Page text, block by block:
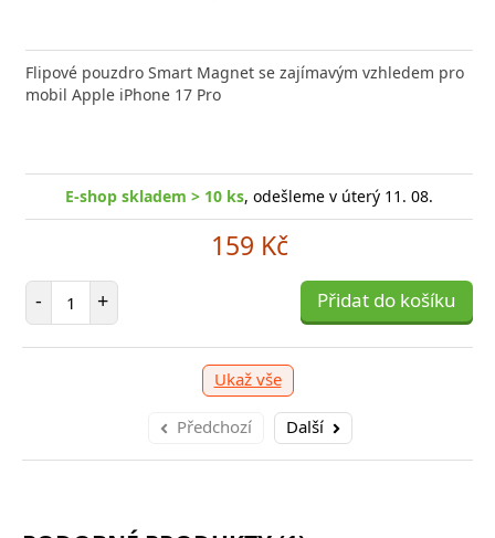
Flipové pouzdro Smart Magnet se zajímavým vzhledem pro
mobil Apple iPhone 17 Pro
E-shop skladem > 10 ks, odešleme v úterý 11. 08.
159 Kč
- Počet položek
+ Přidat do košíku
Ukaž vše
Předchozí Další
FIXED zajistí rychlé a bezpečné nabíjení
moderního smartphonu,
skladem > 10 ks, odešleme v úterý 11. 08.
položek
+ Přidat do košíku -